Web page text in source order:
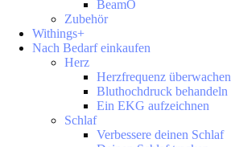
BeamO
Zubehör
Withings+
Nach Bedarf einkaufen
Herz
Herzfrequenz überwachen
Bluthochdruck behandeln
Ein EKG aufzeichnen
Schlaf
Verbessere deinen Schlaf